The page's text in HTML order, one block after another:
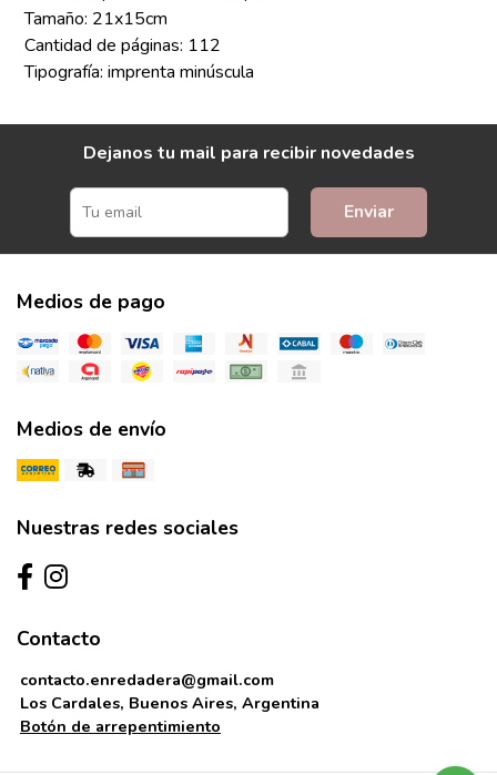
Tamaño: 21x15cm
Cantidad de páginas: 112
Tipografía: imprenta minúscula
Dejanos tu mail para recibir novedades
Enviar
Medios de pago
Medios de envío
Nuestras redes sociales
Contacto
contacto.enredadera@gmail.com
Los Cardales, Buenos Aires, Argentina
Botón de arrepentimiento